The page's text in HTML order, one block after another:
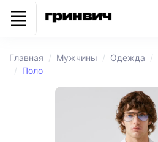
Главная Мужчины Одежда
Поло